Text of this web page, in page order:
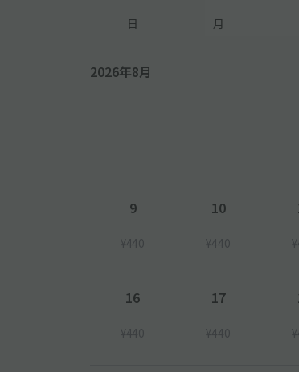
日 月
2026年8月
9
¥440
10
¥440
16
¥440
17
¥440